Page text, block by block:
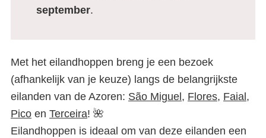
september.
Met het eilandhoppen breng je een bezoek
(afhankelijk van je keuze) langs de belangrijkste
eilanden van de Azoren: São Miguel , Flores, Faial ,
Pico en Terceira! 🌺
Eilandhoppen is ideaal om van deze eilanden een